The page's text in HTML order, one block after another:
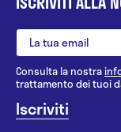
Consulta la nostra
trattamento dei tuoi